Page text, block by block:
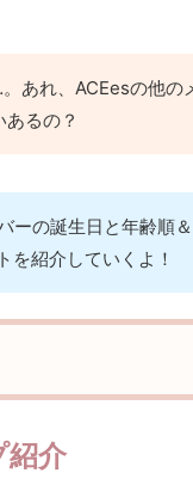
あれ、ACEesの他の
るの？
ーの誕生日と年齢順
を紹介していくよ！
紹介